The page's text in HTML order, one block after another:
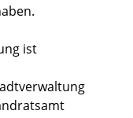
ist